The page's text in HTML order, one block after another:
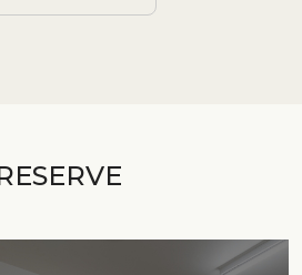
ス方法はどうしたら良いですか？
ラーを選ぶ際に顔の特徴や肌のトーン